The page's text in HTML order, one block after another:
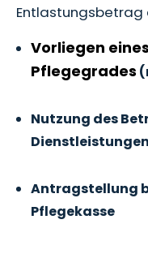
Entlastungsbetrag
Vorliegen
Pflegegrades
Nutzung des
Dienstleistungen
Antragstellung
Pflegekasse